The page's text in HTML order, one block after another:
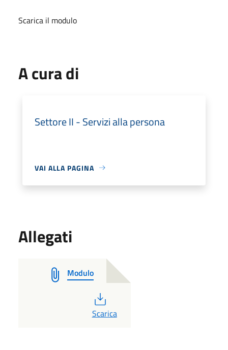
Scarica il modulo
A cura di
Settore II - Servizi alla persona
VAI ALLA PAGINA
Allegati
Modulo
PDF
Scarica